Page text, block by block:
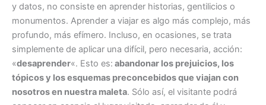
y datos, no consiste en aprender historias, gentilicios o
monumentos. Aprender a viajar es algo más complejo, más
profundo, más efímero. Incluso, en ocasiones, se trata
simplemente de aplicar una difícil, pero necesaria, acción:
«desaprender«. Esto es: abandonar los prejuicios, los
tópicos y los esquemas preconcebidos que viajan con
nosotros en nuestra maleta. Sólo así, el visitante podrá